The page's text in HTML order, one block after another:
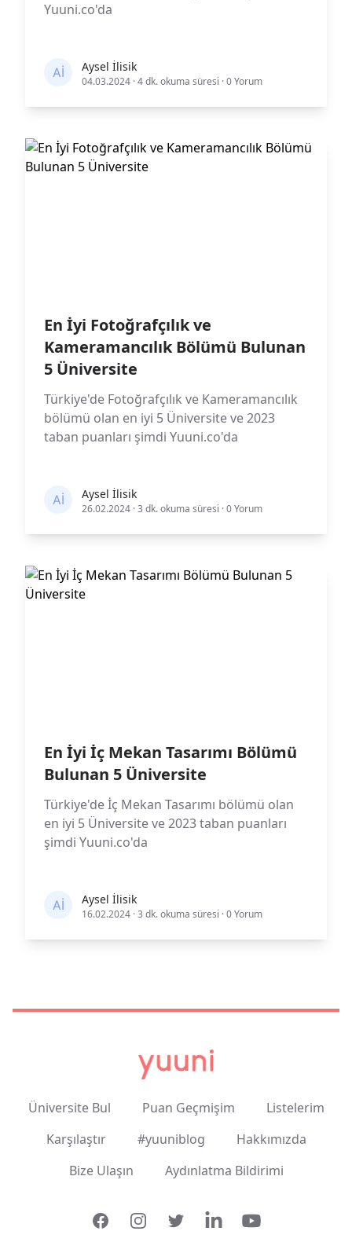
Yuuni.co'da
Aysel İlisik
04.03.2024 ·4 dk. okuma süresi ·0 Yorum
En İyi Fotoğrafçılık ve
Kameramancılık Bölümü Bulunan
5 Üniversite
Türkiye'de Fotoğrafçılık ve Kameramancılık
bölümü olan en iyi 5 Üniversite ve 2023
taban puanları şimdi Yuuni.co'da
Aysel İlisik
26.02.2024 ·3 dk. okuma süresi ·0 Yorum
En İyi İç Mekan Tasarımı Bölümü
Bulunan 5 Üniversite
Türkiye'de İç Mekan Tasarımı bölümü olan
en iyi 5 Üniversite ve 2023 taban puanları
şimdi Yuuni.co'da
Aysel İlisik
16.02.2024 ·3 dk. okuma süresi ·0 Yorum
Üniversite Bul Puan Geçmişim
Listelerim
Karşılaştır
#yuuniblog
Hakkımızda
Bize Ulaşın
Aydınlatma Bildirimi
FacebookInstagramTwitterLinkedInYouTube